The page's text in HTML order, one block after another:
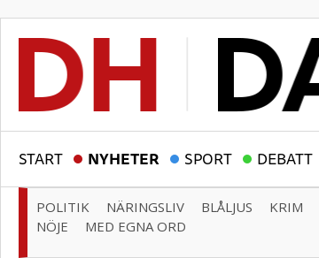
START NYHETER SPORT DEBATT
POLITIK NÄRINGSLIV BLÅLJUS KRIM
NÖJE
MED EGNA ORD